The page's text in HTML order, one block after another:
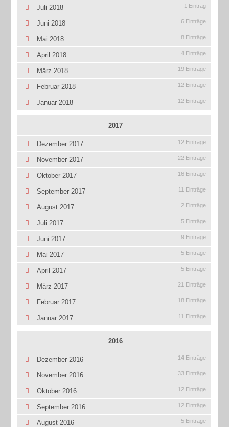
Juli 2018 1 Eintrag
Juni 2018 6 Einträge
Mai 2018 8 Einträge
April 2018 4 Einträge
März 2018 19 Einträge
Februar 2018 12 Einträge
Januar 2018 12 Einträge
2017
Dezember 2017 12 Einträge
November 2017 22 Einträge
Oktober 2017 16 Einträge
September 2017 11 Einträge
August 2017 2 Einträge
Juli 2017 5 Einträge
Juni 2017 9 Einträge
Mai 2017 5 Einträge
April 2017 5 Einträge
März 2017 21 Einträge
Februar 2017 18 Einträge
Januar 2017 11 Einträge
2016
Dezember 2016 14 Einträge
November 2016 33 Einträge
Oktober 2016 12 Einträge
September 2016 12 Einträge
August 2016 5 Einträge